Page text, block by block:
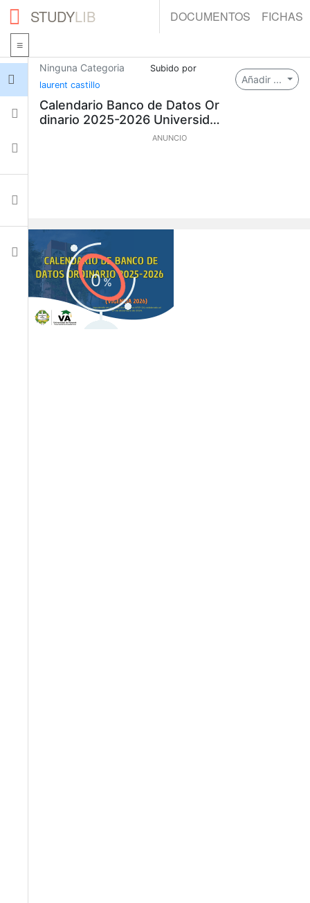
STUDYLIB DOCUMENTOS FICHAS
Iniciar sesión
Fichas
Ajustes
Añadir ...
Ninguna Categoria
Subido por
laurent castillo
Calendario Banco de Datos Or
dinario 2025-2026 Universida
ANUNCIO
0